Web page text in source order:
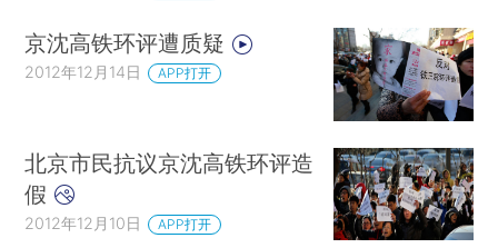
京沈高铁环评遭质疑
2012年12月14日 APP打开
北京市民抗议京沈高铁环评造
假
2012年12月10日 APP打开